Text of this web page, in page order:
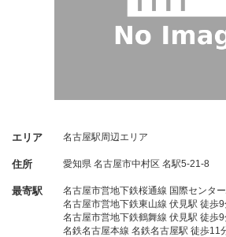
エリア 名古屋駅周辺エリア
住所 愛知県 名古屋市中村区 名駅5-21-8
最寄駅
名古屋市営地下鉄桜通線 国際センタ
名古屋市営地下鉄東山線 伏見駅 徒歩
名古屋市営地下鉄鶴舞線 伏見駅 徒歩
名鉄名古屋本線 名鉄名古屋駅 徒歩11